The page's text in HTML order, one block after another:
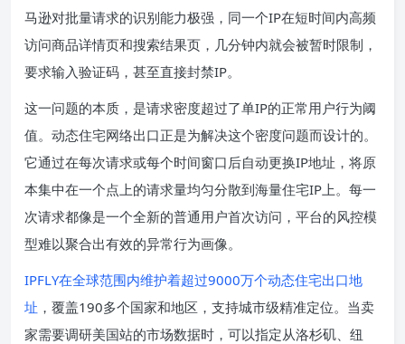
马逊对批量请求的识别能力极强，同一个IP在短时间内高频
访问商品详情页和搜索结果页，几分钟内就会被暂时限制，
要求输入验证码，甚至直接封禁IP。
这一问题的本质，是请求密度超过了单IP的正常用户行为阈
值。动态住宅网络出口正是为解决这个密度问题而设计的。
它通过在每次请求或每个时间窗口后自动更换IP地址，将原
本集中在一个点上的请求量均匀分散到海量住宅IP上。每一
次请求都像是一个全新的普通用户首次访问，平台的风控模
型难以聚合出有效的异常行为画像。
IPFLY在全球范围内维护着超过9000万个动态住宅出口地
址 ，覆盖190多个国家和地区，支持城市级精准定位。当卖
家需要调研美国站的市场数据时，可以指定从洛杉矶、纽